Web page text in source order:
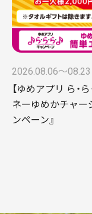
2026.08.06〜08.23
【ゆめアプリ ら・
ネーゆめかチャー
ンペーン』